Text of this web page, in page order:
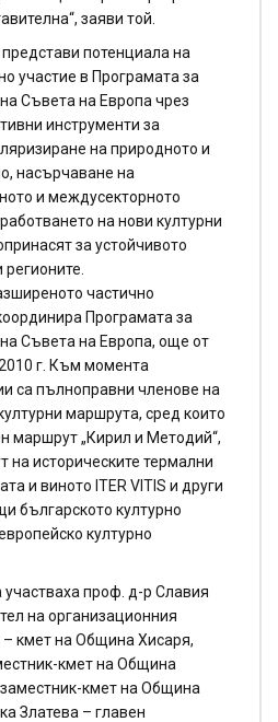
заяви той.
потенциала на
участие в Програмата за
Съвета на Европа чрез
инструменти за
на природното и
насърчаване на
и междусекторното
на нови културни
за устойчивото
частично
Програмата за
Съвета на Европа, още от
г. Към момента
са пълноправни членове на
маршрута, сред които
маршрут „Кирил и Методий“,
на историческите термални
и виното ITER VITIS и други
българското културно
културно
проф. д-р Славия
на организационния
кмет на Община Хисаря,
кмет на Община
кмет на Община
Златева – главен